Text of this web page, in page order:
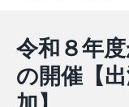
令和８年
の開催【